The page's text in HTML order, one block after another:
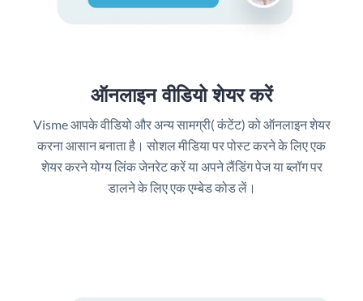
ऑनलाइन वीडियो शेयर करें
Visme आपके वीडियो और अन्य सामग्री( कंटेंट) को ऑनलाइन शेयर
करना आसान बनाता है। सोशल मीडिया पर पोस्ट करने के लिए एक
शेयर करने योग्य लिंक जेनरेट करें या अपने लैंडिंग पेज या ब्लॉग पर
डालने के लिए एक एम्बेड कोड लें।